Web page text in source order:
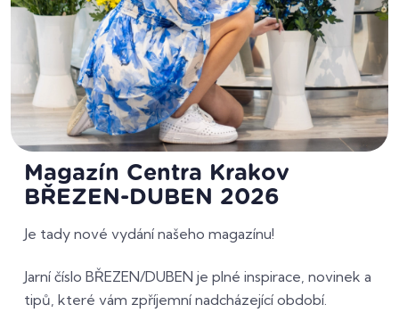
Magazín Centra Krakov
BŘEZEN-DUBEN 2026
Je tady nové vydání našeho magazínu!
Jarní číslo BŘEZEN/DUBEN je plné inspirace, novinek a
tipů, které vám zpříjemní nadcházející období.